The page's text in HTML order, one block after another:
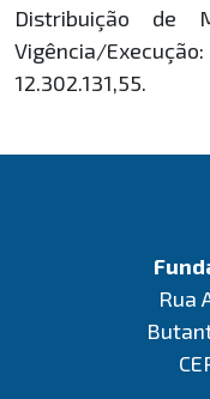
Distribuição de
Vigência/
12.302.131,55.
Rua